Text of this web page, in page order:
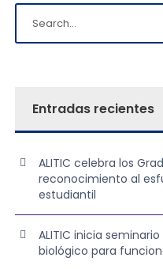
Entradas recientes
ALITIC celebra los
reconocimiento al
estudiantil
ALITIC inicia
biológico para